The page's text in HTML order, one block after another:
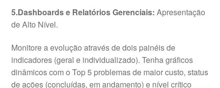
5.Dashboards e Relatórios Gerenciais: Apresentação
de Alto Nível.
Monitore a evolução através de dois painéis de
indicadores (geral e individualizado). Tenha gráficos
dinâmicos com o Top 5 problemas de maior custo, status
de ações (concluídas, em andamento) e nível crítico